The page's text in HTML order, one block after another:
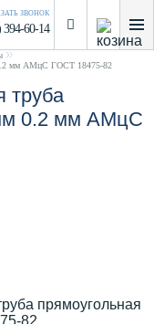
ЗВОНОК
394-60-14
0.2 мм АМцС ГОСТ 18475-82
труба
0.2 мм АМцС